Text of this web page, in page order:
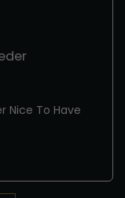
Nice To Have